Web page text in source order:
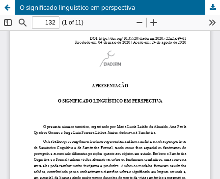
O significado linguístico em perspectiva